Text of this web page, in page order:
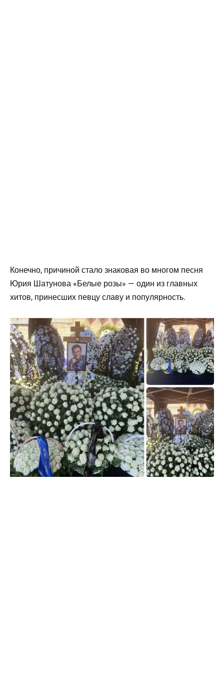
Конечно, причиной стало знаковая во многом песня
Юрия Шатунова «Белые розы» — один из главных
хитов, принесших певцу славу и популярность.